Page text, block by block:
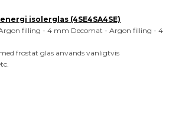
isolerglas (4SE4SA4SE)
filling - 4 mm Decomat - Argon filling - 4
frostat glas används vanligtvis